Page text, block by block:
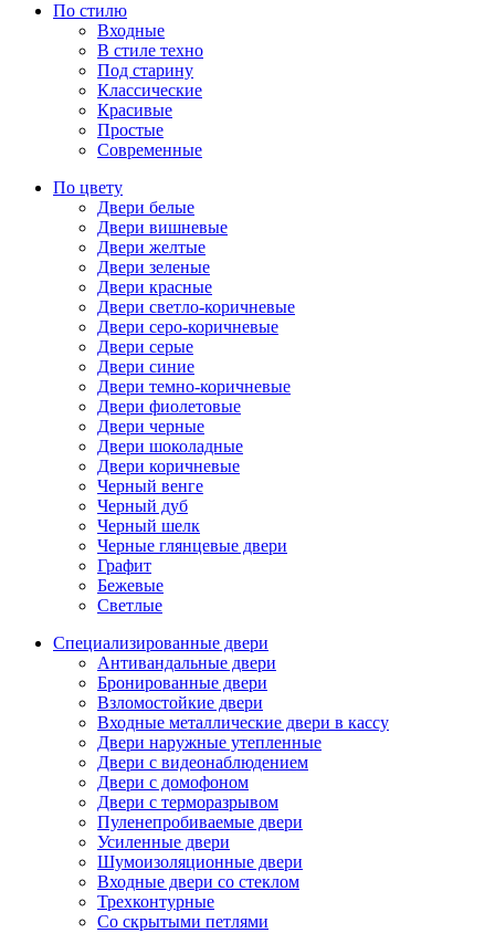
По стилю
Входные
В стиле техно
Под старину
Классические
Красивые
Простые
Современные
По цвету
Двери белые
Двери вишневые
Двери желтые
Двери зеленые
Двери красные
Двери светло-коричневые
Двери серо-коричневые
Двери серые
Двери синие
Двери темно-коричневые
Двери фиолетовые
Двери черные
Двери шоколадные
Двери коричневые
Черный венге
Черный дуб
Черный шелк
Черные глянцевые двери
Графит
Бежевые
Светлые
Специализированные двери
Антивандальные двери
Бронированные двери
Взломостойкие двери
Входные металлические двери в кассу
Двери наружные утепленные
Двери с видеонаблюдением
Двери с домофоном
Двери с терморазрывом
Пуленепробиваемые двери
Усиленные двери
Шумоизоляционные двери
Входные двери со стеклом
Трехконтурные
Со скрытыми петлями